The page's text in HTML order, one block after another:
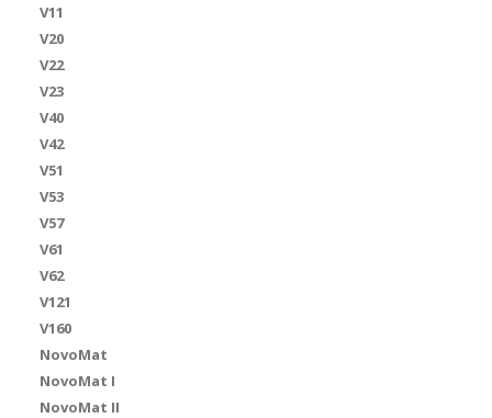
V11
V20
V22
V23
V40
V42
V51
V53
V57
V61
V62
V121
V160
NovoMat
NovoMat I
NovoMat II